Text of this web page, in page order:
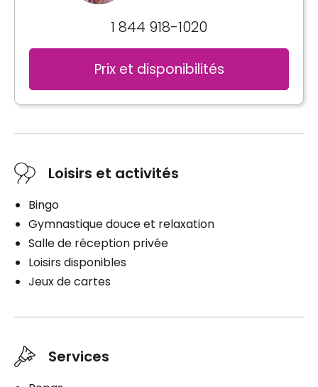
1 844 918-1020
Prix et disponibilités
Loisirs et activités
Bingo
Gymnastique douce et relaxation
Salle de réception privée
Loisirs disponibles
Jeux de cartes
Services